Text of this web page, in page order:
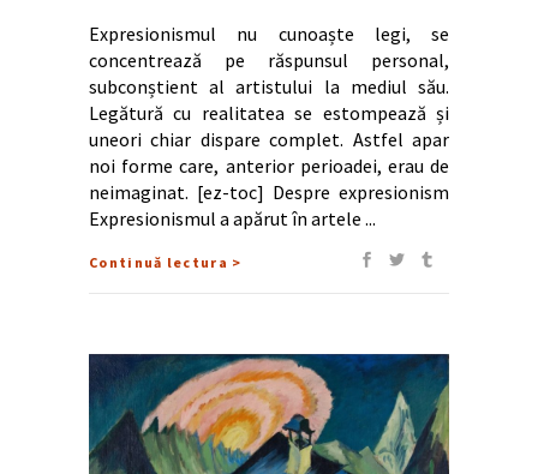
Expresionismul nu cunoaște legi, se
concentrează pe răspunsul personal,
subconștient al artistului la mediul său.
Legătură cu realitatea se estompează și
uneori chiar dispare complet. Astfel apar
noi forme care, anterior perioadei, erau de
neimaginat. [ez-toc] Despre expresionism
Expresionismul a apărut în artele
Continuă lectura >